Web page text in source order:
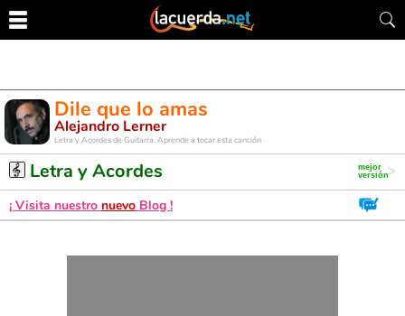
Dile que lo amas
Alejandro Lerner
Letra y Acordes de Guitarra. Aprende a tocar esta canción
Letra y Acordes
¡ Visita nuestro nuevo Blog !